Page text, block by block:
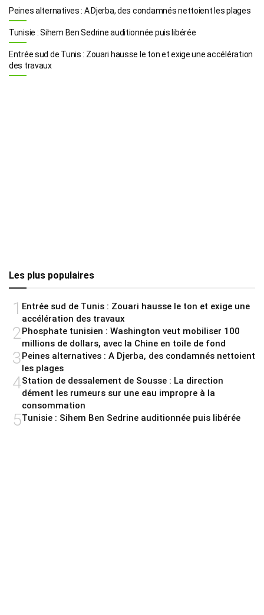
Peines alternatives : A Djerba, des condamnés nettoient les plages
Tunisie : Sihem Ben Sedrine auditionnée puis libérée
Entrée sud de Tunis : Zouari hausse le ton et exige une accélération
des travaux
Les plus populaires
1 Entrée sud de Tunis : Zouari hausse le ton et exige une
accélération des travaux
2Phosphate tunisien : Washington veut mobiliser 100
millions de dollars, avec la Chine en toile de fond
3Peines alternatives : A Djerba, des condamnés nettoient
les plages
4Station de dessalement de Sousse : La direction
dément les rumeurs sur une eau impropre à la
consommation
5Tunisie : Sihem Ben Sedrine auditionnée puis libérée